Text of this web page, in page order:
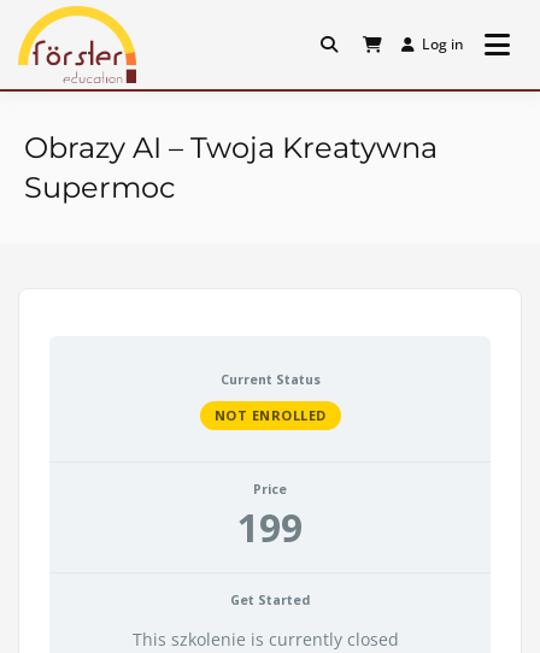
content
Education
Log in
Obrazy AI – Twoja Kreatywna
Supermoc
Current Status
NOT ENROLLED
Price
199
Get Started
This szkolenie is currently closed